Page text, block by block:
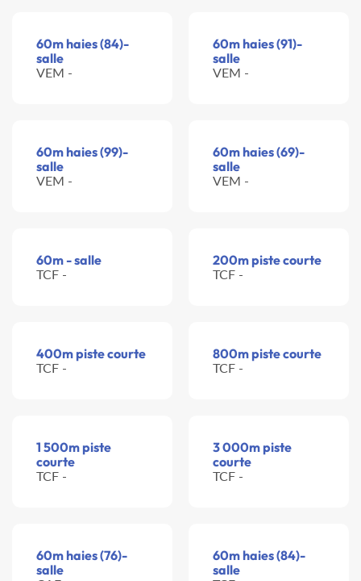
60m haies (84)-
salle
VEM -
60m haies (91)-
salle
VEM -
60m haies (99)-
salle
VEM -
60m haies (69)-
salle
VEM -
60m - salle
TCF -
200m piste courte
TCF -
400m piste courte
TCF -
800m piste courte
TCF -
1 500m piste
courte
TCF -
3 000m piste
courte
TCF -
60m haies (76)-
salle
60m haies (84)-
salle